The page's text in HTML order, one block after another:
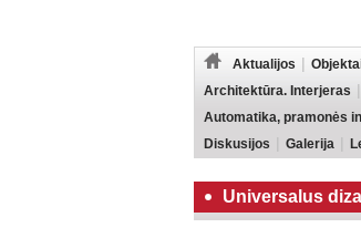
Aktualijos
Architektūra. Interjeras
Automatika, pramonės
Diskusijos
Galerija
Universalus